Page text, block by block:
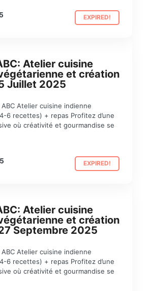
EXPIRED!
Atelier cuisine
et création
Juillet 2025
Atelier cuisine indienne
6 recettes) + repas Profitez d’une
où créativité et gourmandise se
EXPIRED!
Atelier cuisine
et création
Septembre 2025
Atelier cuisine indienne
6 recettes) + repas Profitez d’une
où créativité et gourmandise se